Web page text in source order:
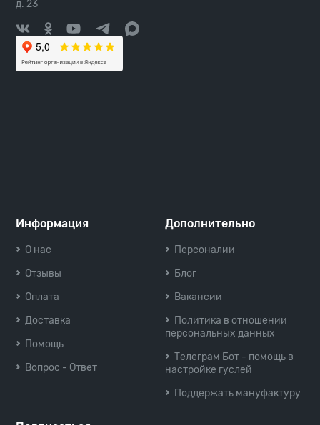
д. 23
Информация
О нас
Отзывы
Оплата
Доставка
Помощь
Вопрос - Ответ
Дополнительно
Персоналии
Блог
Вакансии
Политика в отношении
персональных данных
Телеграм Бот - помощь в
настройке гуслей
Поддержать мануфактуру